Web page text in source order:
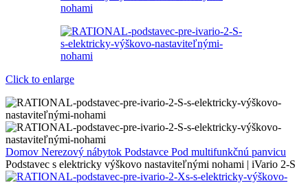
Click to enlarge
Domov Nerezový nábytok Podstavce Pod multifunkčnú panvicu
Podstavec s elektricky výškovo nastaviteľnými nohami | iVario 2-S